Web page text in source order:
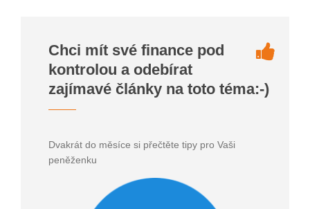
Chci mít své finance pod
kontrolou a odebírat
zajímavé články na toto téma:-)
Dvakrát do měsíce si přečtěte tipy pro Vaši
peněženku